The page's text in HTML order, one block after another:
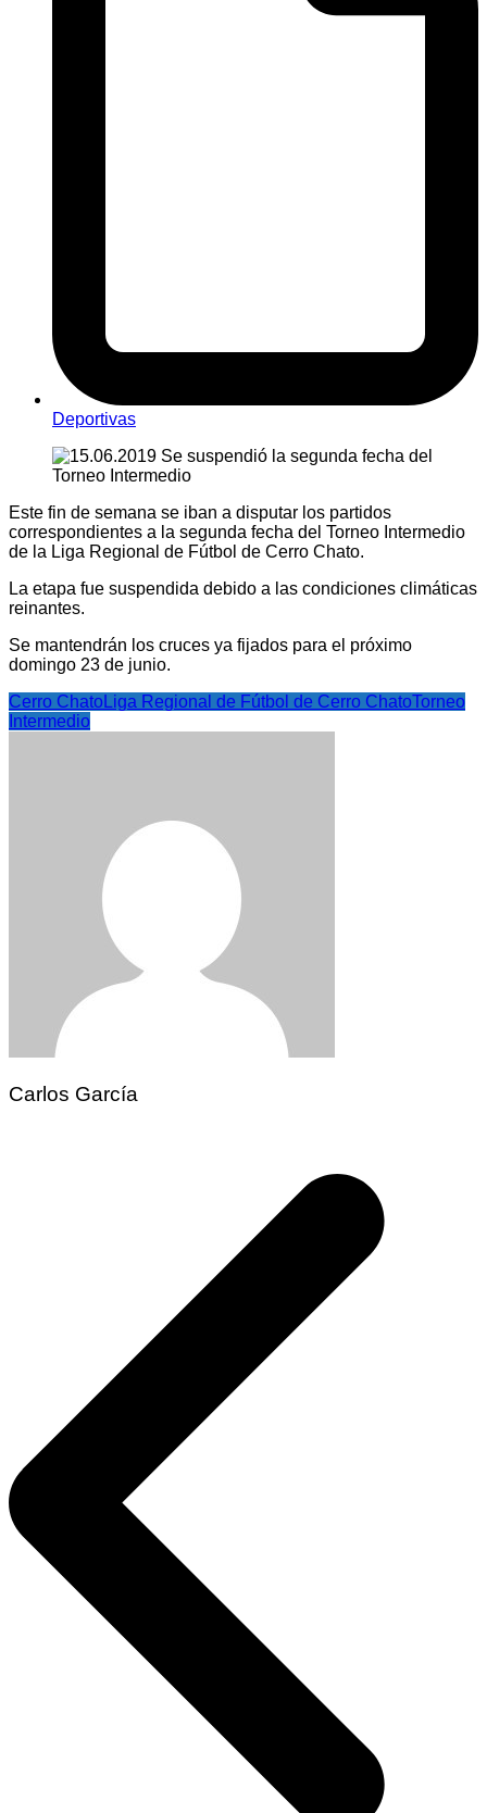
Deportivas
Este fin de semana se iban a disputar los partidos
correspondientes a la segunda fecha del Torneo Intermedio
de la Liga Regional de Fútbol de Cerro Chato.
La etapa fue suspendida debido a las condiciones climáticas
reinantes.
Se mantendrán los cruces ya fijados para el próximo
domingo 23 de junio.
Cerro ChatoLiga Regional de Fútbol de Cerro ChatoTorneo
Intermedio
Carlos García